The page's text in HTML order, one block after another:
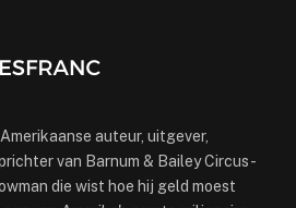
auteur, uitgever,
van Barnum & Bailey Circus -
die wist hoe hij geld moest